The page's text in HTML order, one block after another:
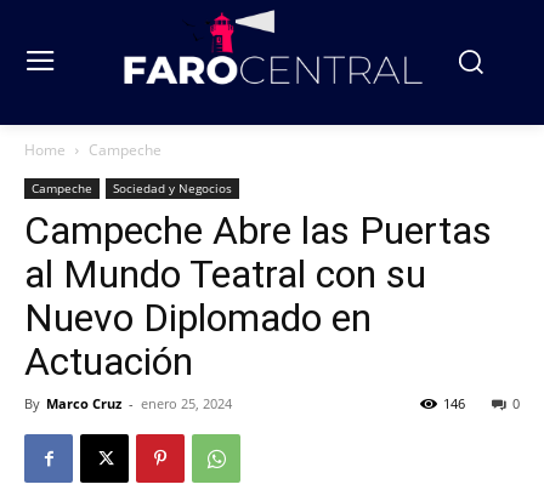
Home Campeche
Campeche Sociedad y Negocios
Campeche Abre las Puertas
al Mundo Teatral con su
Nuevo Diplomado en
Actuación
By Marco Cruz - enero 25, 2024 0
146